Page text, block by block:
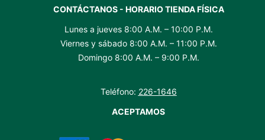
CONTÁCTANOS - HORARIO TIENDA FÍSICA
Lunes a jueves 8:00 A.M. – 10:00 P.M.
Viernes y sábado 8:00 A.M. – 11:00 P.M.
Domingo 8:00 A.M. – 9:00 P.M.
Teléfono: 226-1646
ACEPTAMOS